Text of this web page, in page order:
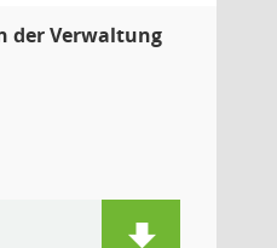
der Verwaltung